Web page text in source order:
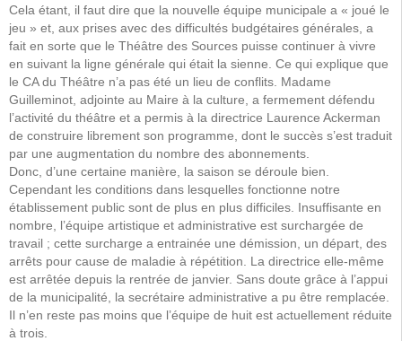
Cela étant, il faut dire que la nouvelle équipe municipale a « joué le
jeu » et, aux prises avec des difficultés budgétaires générales, a
fait en sorte que le Théâtre des Sources puisse continuer à vivre
en suivant la ligne générale qui était la sienne. Ce qui explique que
le CA du Théâtre n’a pas été un lieu de conflits. Madame
Guilleminot, adjointe au Maire à la culture, a fermement défendu
l’activité du théâtre et a permis à la directrice Laurence Ackerman
de construire librement son programme, dont le succès s’est traduit
par une augmentation du nombre des abonnements.
Donc, d’une certaine manière, la saison se déroule bien.
Cependant les conditions dans lesquelles fonctionne notre
établissement public sont de plus en plus difficiles. Insuffisante en
nombre, l’équipe artistique et administrative est surchargée de
travail ; cette surcharge a entrainée une démission, un départ, des
arrêts pour cause de maladie à répétition. La directrice elle-même
est arrêtée depuis la rentrée de janvier. Sans doute grâce à l’appui
de la municipalité, la secrétaire administrative a pu être remplacée.
Il n’en reste pas moins que l’équipe de huit est actuellement réduite
à trois.